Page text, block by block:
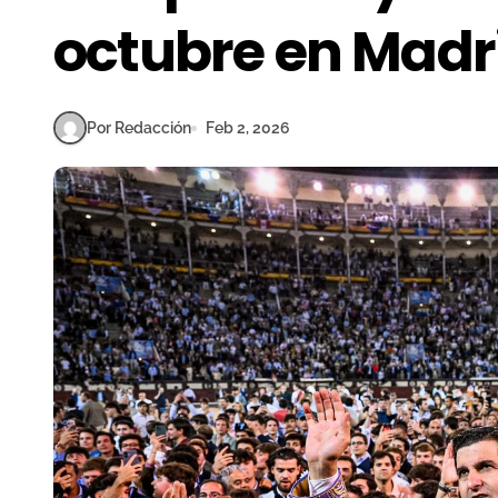
octubre en
Por Redacción Feb 2, 2026